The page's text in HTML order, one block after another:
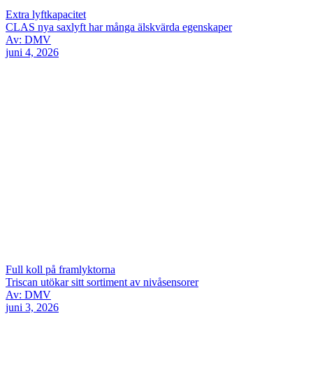
Extra lyftkapacitet
CLAS nya saxlyft har många älskvärda egenskaper
Av: DMV
juni 4, 2026
Full koll på framlyktorna
Triscan utökar sitt sortiment av nivåsensorer
Av: DMV
juni 3, 2026